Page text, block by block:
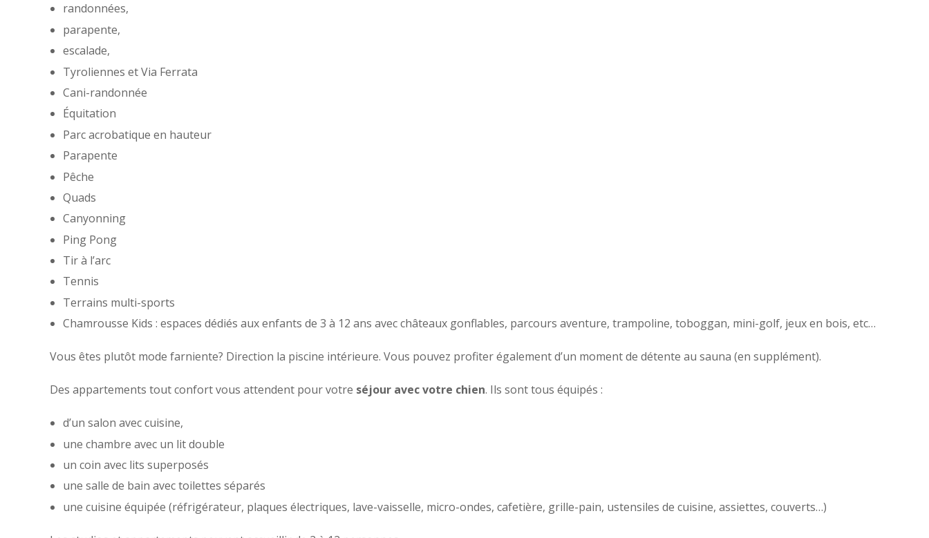
randonnées,
parapente,
escalade,
Tyroliennes et Via Ferrata
Cani-randonnée
Équitation
Parc acrobatique en hauteur
Parapente
Pêche
Quads
Canyonning
Ping Pong
Tir à l’arc
Tennis
Terrains multi-sports
Chamrousse Kids : espaces dédiés aux enfants de 3 à 12 ans avec châteaux gonflables, parcours aventure, trampoline, toboggan, mini-golf, jeux en bois, etc…
Vous êtes plutôt mode farniente? Direction la piscine intérieure. Vous pouvez profiter également d’un moment de détente au sauna (en supplément).
Des appartements tout confort vous attendent pour votre séjour avec votre chien. Ils sont tous équipés :
d’un salon avec cuisine,
une chambre avec un lit double
un coin avec lits superposés
une salle de bain avec toilettes séparés
une cuisine équipée (réfrigérateur, plaques électriques, lave-vaisselle, micro-ondes, cafetière, grille-pain, ustensiles de cuisine, assiettes, couverts…)